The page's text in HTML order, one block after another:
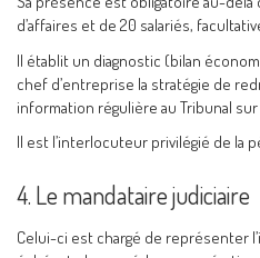
d’affaires et de 20 salariés,
Il établit un diagnostic (bilan
chef d’entreprise la stratégie de
information régulière au Tribunal
Il est l’interlocuteur privilégié de la
4. Le mandataire judiciaire
Celui-ci est chargé de représenter